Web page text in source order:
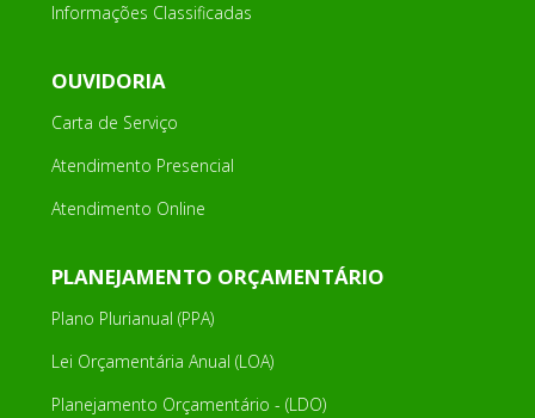
Informações Classificadas
OUVIDORIA
Carta de Serviço
Atendimento Presencial
Atendimento Online
PLANEJAMENTO ORÇAMENTÁRIO
Plano Plurianual (PPA)
Lei Orçamentária Anual (LOA)
Planejamento Orçamentário - (LDO)